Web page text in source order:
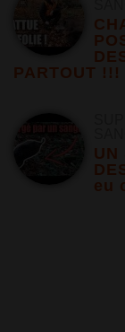
PARTOUT !!!
UN
eu